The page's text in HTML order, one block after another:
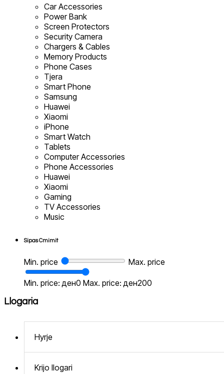
Car Accessories
Power Bank
Screen Protectors
Security Camera
Chargers & Cables
Memory Products
Phone Cases
Tjera
Smart Phone
Samsung
Huawei
Xiaomi
iPhone
Smart Watch
Tablets
Computer Accessories
Phone Accessories
Huawei
Xiaomi
Gaming
TV Accessories
Music
Sipas Cmimit
Min. price Max. price
Min. price: ден0 Max. price: ден200
Llogaria
Hyrje
Krijo llogari